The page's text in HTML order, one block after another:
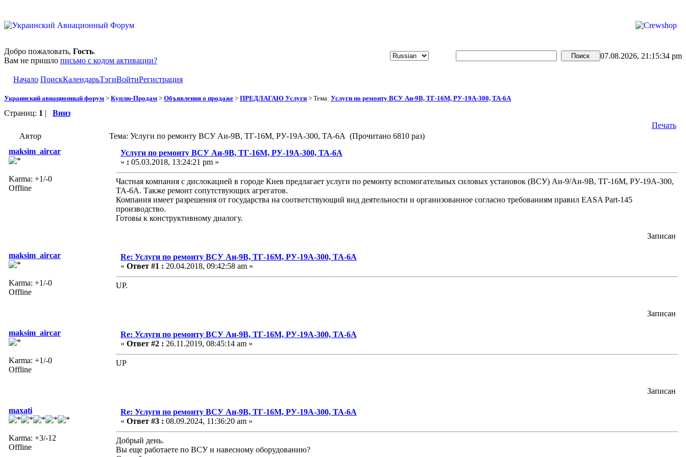
Добро пожаловать, Гость.
Вам не пришло письмо с кодом активации?
07.08.2026, 21:15:34 pm
Начало ПоискКалендарьТэгиВойтиРегистрация
Украинский авиационный форум > Куплю-Продам > Объявления о продаже > ПРЕДЛАГАЮ Услуги > Тема: Услуги по ремонту ВСУ Аи-9В, ТГ-16М, РУ-19А-300, ТА-6А
Страниц: 1 | Вниз
Печать
Автор
Тема: Услуги по ремонту ВСУ Аи-9В, ТГ-16М, РУ-19А-300, ТА-6А (Прочитано 6810 раз)
maksim_aircar
Karma: +1/-0
Offline
Услуги по ремонту ВСУ Аи-9В, ТГ-16М, РУ-19А-300, ТА-6А
« : 05.03.2018, 13:24:21 pm »
Частная компания с дислокацией в городе Киев предлагает услуги по ремонту вспомогательных силовых установок (ВСУ) Аи-9/Аи-9В, ТГ-16М, РУ-19А-300,
ТА-6А. Также ремонт сопутствующих агрегатов.
Компания имеет разрешения от государства на соответствующий вид деятельности и организованное согласно требованиям правил EASA Part-145
производство.
Готовы к конструктивному диалогу.
Записан
maksim_aircar
Karma: +1/-0
Offline
Re: Услуги по ремонту ВСУ Аи-9В, ТГ-16М, РУ-19А-300, ТА-6А
« Ответ #1 : 20.04.2018, 09:42:58 am »
UP.
Записан
maksim_aircar
Karma: +1/-0
Offline
Re: Услуги по ремонту ВСУ Аи-9В, ТГ-16М, РУ-19А-300, ТА-6А
« Ответ #2 : 26.11.2019, 08:45:14 am »
UP
Записан
maxati
Karma: +3/-12
Offline
Re: Услуги по ремонту ВСУ Аи-9В, ТГ-16М, РУ-19А-300, ТА-6А
« Ответ #3 : 08.09.2024, 11:36:20 am »
Добрый день.
Вы еще работаете по ВСУ и навесному оборудованию?